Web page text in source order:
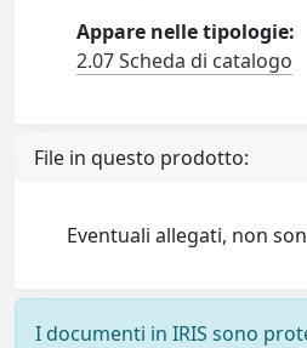
Appare nelle tipologie:
2.07 Scheda di catalogo
File in questo prodotto:
Eventuali allegati, non
I documenti in IRIS sono